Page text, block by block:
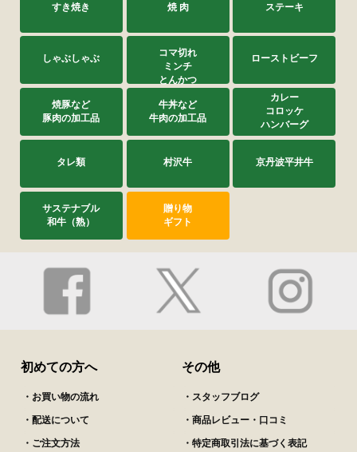
すき焼き 焼 肉 ステーキ
しゃぶしゃぶ
コマ切れ
ミンチ
とんかつ
ローストビーフ
焼豚など
豚肉の加工品
牛丼など
牛肉の加工品
カレー
コロッケ
ハンバーグ
タレ類 村沢牛 京丹波平井牛
サステナブル
和牛（熟）
贈り物
ギフト
初めての方へ
・お買い物の流れ
・配送について
・ご注文方法
その他
・スタッフブログ
・商品レビュー・口コミ
・特定商取引法に基づく表記